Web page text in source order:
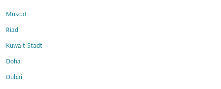
Muscat
Riad
Kuwait-Stadt
Doha
Dubai